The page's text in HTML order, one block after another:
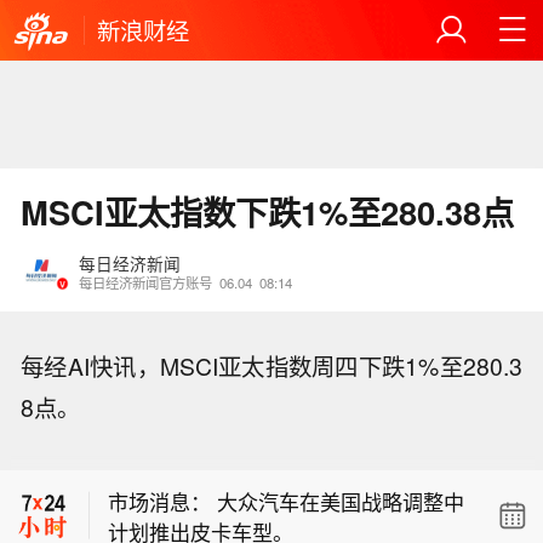
新浪财经
MSCI亚太指数下跌1%至280.38点
每日经济新闻
每日经济新闻官方账号 06.04 08:14
每经AI快讯，MSCI亚太指数周四下跌1%至280.3
8点。
影响。
市场消息： 大众汽车在美国战略调整中
计划推出皮卡车型。